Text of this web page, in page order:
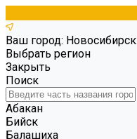
Ваш город: Новосибирск
Выбрать регион
Закрыть
Поиск
Абакан
Бийск
Балашиха